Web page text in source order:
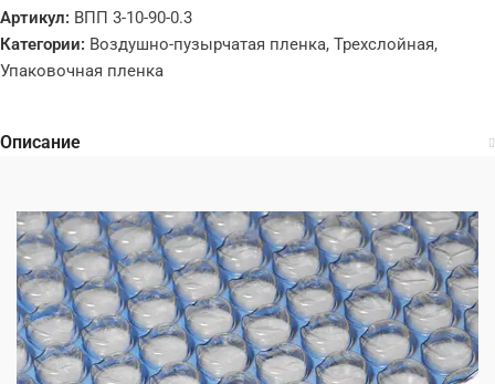
Артикул: ВПП 3-10-90-0.3
Категории: Воздушно-пузырчатая пленка, Трехслойная,
Упаковочная пленка
Описание